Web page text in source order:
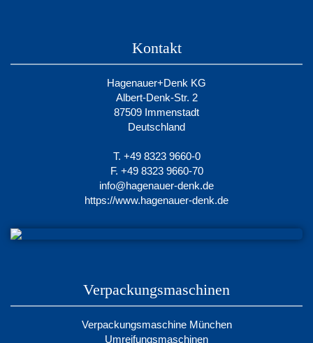
Kontakt
Hagenauer+Denk KG
Albert-Denk-Str. 2
87509 Immenstadt
Deutschland
T. +49 8323 9660-0
F. +49 8323 9660-70
info@hagenauer-denk.de
https://www.hagenauer-denk.de
Verpackungsmaschinen
Verpackungsmaschine München
Umreifungsmaschinen